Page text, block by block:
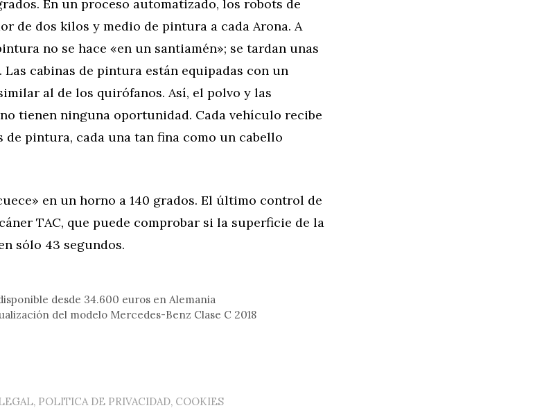
En un proceso automatizado, los robots de
de dos kilos y medio de pintura a cada Arona. A
no se hace «en un santiamén»; se tardan unas
cabinas de pintura están equipadas con un
al de los quirófanos. Así, el polvo y las
tienen ninguna oportunidad. Cada vehículo recibe
de pintura, cada una tan fina como un cabello
en un horno a 140 grados. El último control de
TAC, que puede comprobar si la superficie de la
sólo 43 segundos.
desde 34.600 euros en Alemania
del modelo Mercedes-Benz Clase C 2018
POLITICA DE PRIVACIDAD, COOKIES